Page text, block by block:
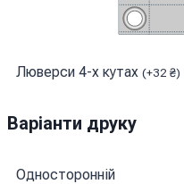
Люверси 4-х кутах (+32 ₴)
Варіанти друку
Односторонній